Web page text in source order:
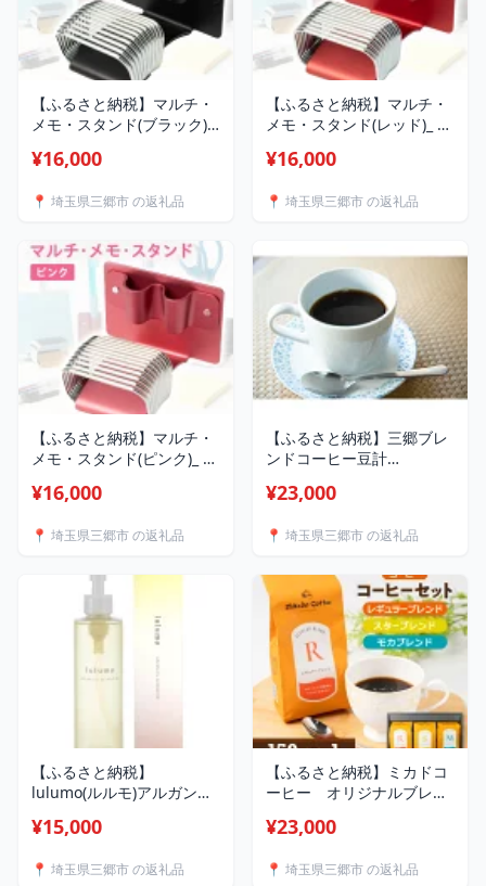
【ふるさと納税】マルチ・
メモ・スタンド(ブラック)_
ド カードスタンド ペン立
ク 文房具 文具 事務用品 雑
クト ギフト プレゼント 埼
玉県 三郷市 送料無料
【1643645】
¥16,000
📍 埼玉県三郷市 の返礼品
【ふるさと納税】マルチ・
メモ・スタンド(レッド)_ メ
カードスタンド ペン立て
房具 文具 事務用品 雑貨 小
三郷市 送料無料
【1643649】
¥16,000
📍 埼玉県三郷市 の返礼品
【ふるさと納税】マルチ・
メモ・スタンド(ピンク)_ メ
カードスタンド ペン立て
具 文具 事務用品 雑貨 小物
フト プレゼント 埼玉県 三
郷市 送料無料
【1643648】
¥16,000
📍 埼玉県三郷市 の返礼品
【ふるさと納税】三郷ブレ
ンドコーヒー豆計
¥23,000
📍 埼玉県三郷市 の返礼品
【ふるさと納税】
lulumo(ルルモ)アルガンオ
200ml【1400026】
¥15,000
📍 埼玉県三郷市 の返礼品
【ふるさと納税】ミカドコ
ーヒー オリジナルブレン
ー 珈琲 ミカドコーヒー オ
ー スターブレンド モカブ
¥23,000
📍 埼玉県三郷市 の返礼品